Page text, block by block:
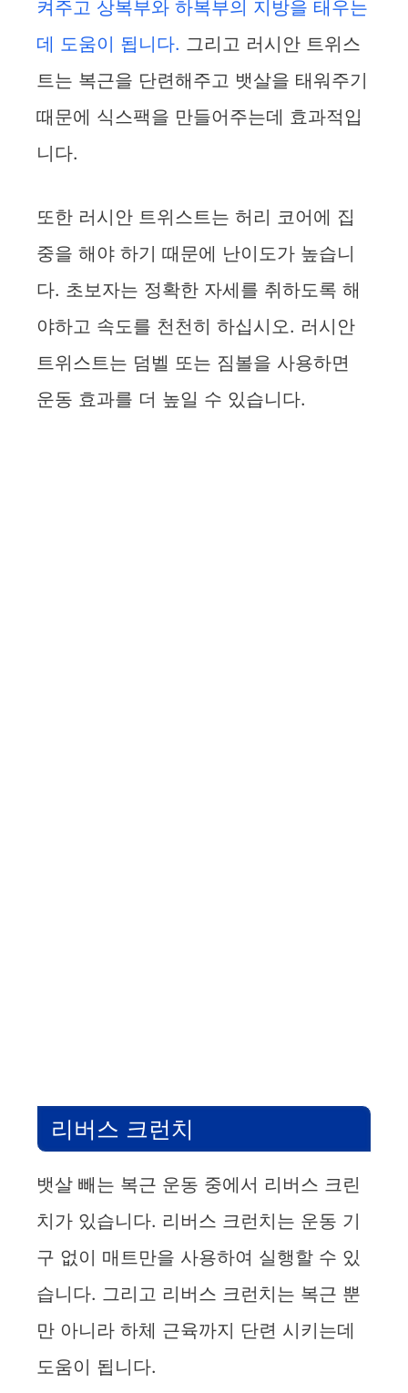
켜주고 상복부와 하복부의 지방을 태우는
데 도움이 됩니다. 그리고 러시안 트위스
트는 복근을 단련해주고 뱃살을 태워주기
때문에 식스팩을 만들어주는데 효과적입
니다.
또한 러시안 트위스트는 허리 코어에 집
중을 해야 하기 때문에 난이도가 높습니
다. 초보자는 정확한 자세를 취하도록 해
야하고 속도를 천천히 하십시오. 러시안
트위스트는 덤벨 또는 짐볼을 사용하면
운동 효과를 더 높일 수 있습니다.
리버스 크런치
뱃살 빼는 복근 운동 중에서 리버스 크린
치가 있습니다. 리버스 크런치는 운동 기
구 없이 매트만을 사용하여 실행할 수 있
습니다. 그리고 리버스 크런치는 복근 뿐
만 아니라 하체 근육까지 단련 시키는데
도움이 됩니다.